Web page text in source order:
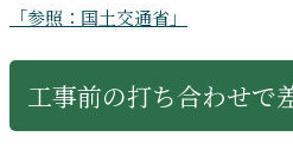
「参照：国土交通省」
工事前の打ち合わせで